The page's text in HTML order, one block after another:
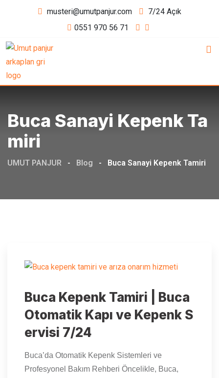
musteri@umutpanjur.com
7/24 Açık
0551 970 56 71
Buca Sanayi Kepenk Ta
Miri
UMUT PANJUR - Blog - Buca Sanayi Kepenk Tamiri
Buca Kepenk Tamiri | Buca
Otomatik Kapı ve Kepenk S
ervisi 7/24
Buca’da Otomatik Kepenk Sistemleri ve
Profesyonel Bakım Rehberi Öncelikle, Buca,